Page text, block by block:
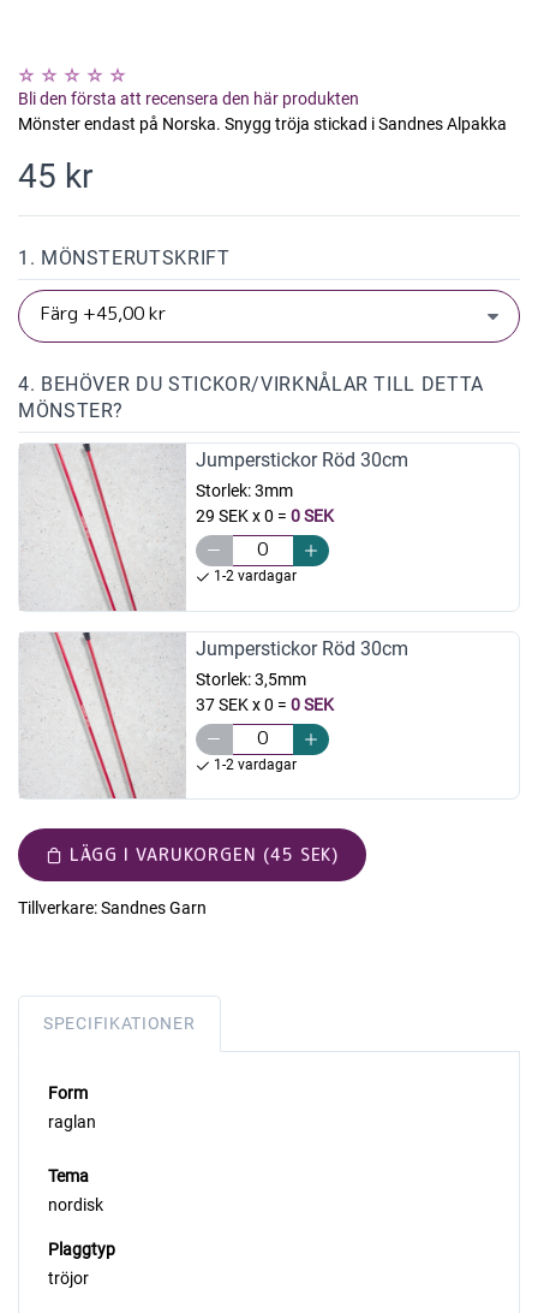
Bli den första att recensera den här produkten
Mönster endast på Norska. Snygg tröja stickad i Sandnes Alpakka
45 kr
1. MÖNSTERUTSKRIFT
4. BEHÖVER DU STICKOR/VIRKNÅLAR TILL DETTA
MÖNSTER?
Jumperstickor Röd 30cm
Storlek:3mm
29 SEK x 0 = 0 SEK
1-2 vardagar
Jumperstickor Röd 30cm
Storlek:3,5mm
37 SEK x 0 = 0 SEK
1-2 vardagar
LÄGG I VARUKORGEN (45 SEK)
Tillverkare:Sandnes Garn
SPECIFIKATIONER
Form
raglan
Tema
nordisk
Plaggtyp
tröjor